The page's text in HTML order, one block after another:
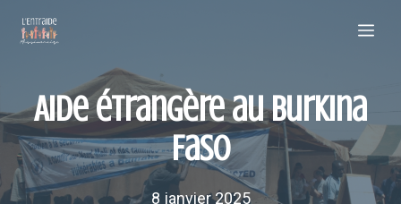
Aide étrangère au Burkina
Faso
8 janvier 2025